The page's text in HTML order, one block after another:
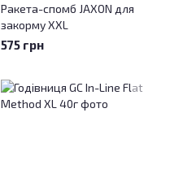
Ракета-спомб JAXON для
закорму XXL
575 грн